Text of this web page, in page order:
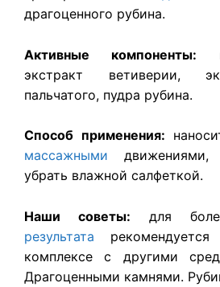
драгоценного рубина.
Активные компоненты:
экстракт ветиверии,
пальчатого, пудра рубина.
Способ применения:
массажными движениями,
убрать влажной салфеткой.
Наши советы: для
результата рекомендуется
комплексе с другими
Драгоценными камнями.